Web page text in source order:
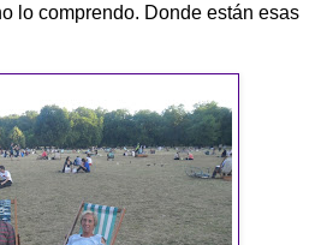
lo comprendo. Donde están esas